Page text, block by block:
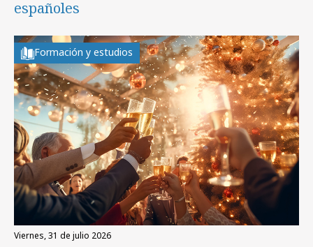
españoles
Formación y estudios
viernes, 31 de julio 2026